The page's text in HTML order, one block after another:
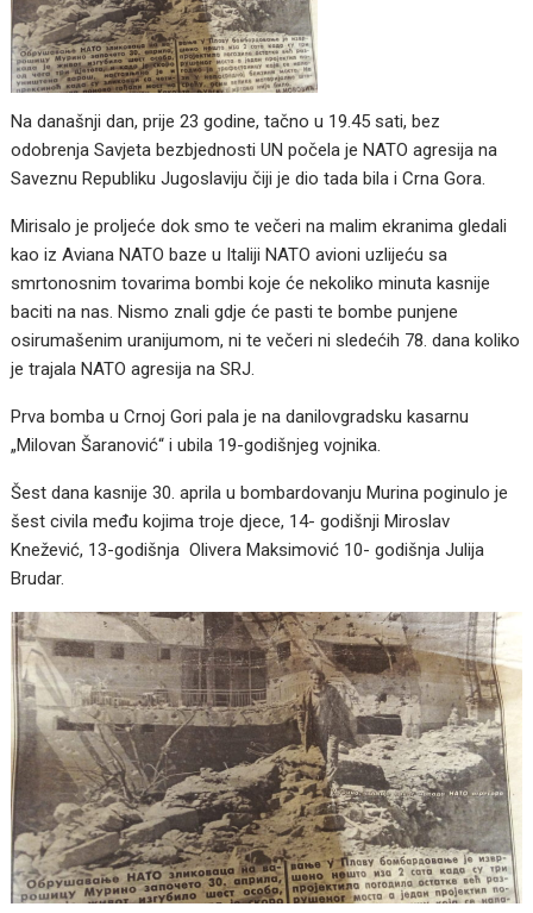
Na današnji dan, prije 23 godine, tačno u 19.45 sati, bez
odobrenja Savjeta bezbjednosti UN počela je NATO agresija na
Saveznu Republiku Jugoslaviju čiji je dio tada bila i Crna Gora.
Mirisalo je proljeće dok smo te večeri na malim ekranima gledali
kao iz Aviana NATO baze u Italiji NATO avioni uzlijeću sa
smrtonosnim tovarima bombi koje će nekoliko minuta kasnije
baciti na nas. Nismo znali gdje će pasti te bombe punjene
osirumašenim uranijumom, ni te večeri ni sledećih 78. dana koliko
je trajala NATO agresija na SRJ.
Prva bomba u Crnoj Gori pala je na danilovgradsku kasarnu
„Milovan Šaranović“ i ubila 19-godišnjeg vojnika.
Šest dana kasnije 30. aprila u bombardovanju Murina poginulo je
šest civila među kojima troje djece, 14- godišnji Miroslav
Knežević, 13-godišnja Olivera Maksimović 10- godišnja Julija
Brudar.